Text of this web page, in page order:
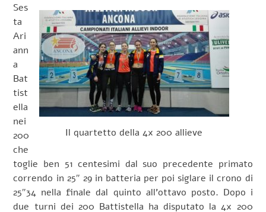
Il quartetto della 4x 200 allieve
Ses
ta
Ari
ann
a
Bat
tist
ella
nei
200
che
toglie ben 51 centesimi dal suo precedente primato
correndo in 25″ 29 in batteria per poi siglare il crono di
25″34 nella finale dal quinto all’ottavo posto. Dopo i
due turni dei 200 Battistella ha disputato la 4x 200